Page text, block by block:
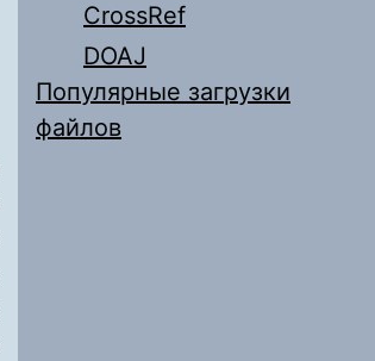
CrossRef
DOAJ
Популярные загрузки
файлов